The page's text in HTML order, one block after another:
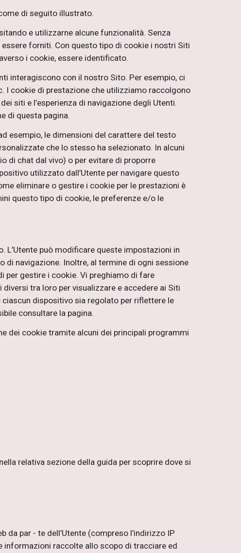
di seguito illustrato.
e utilizzarne alcune funzionalità. Senza
forniti. Con questo tipo di cookie i nostri Siti
i cookie, essere identificato.
interagiscono con il nostro Sito. Per esempio, ci
I cookie di prestazione che utilizziamo raccolgono
siti e l’esperienza di navigazione degli Utenti.
di questa pagina.
esempio, le dimensioni del carattere del testo
che lo stesso ha selezionato. In alcuni
di chat dal vivo) o per evitare di proporre
utilizzato dall’Utente per navigare questo
eliminare o gestire i cookie per le prestazioni è
questo tipo di cookie, le preferenze e/o le
può modificare queste impostazioni in
navigazione. Inoltre, al termine di ogni sessione
per gestire i cookie. Vi preghiamo di fare
tra loro per visualizzare e accedere ai Siti
ciascun dispositivo sia regolato per riflettere le
consultare la pagina.
dei cookie tramite alcuni dei principali programmi
relativa sezione della guida per scoprire dove si
par - te dell’Utente (compreso l’indirizzo IP
informazioni raccolte allo scopo di tracciare ed